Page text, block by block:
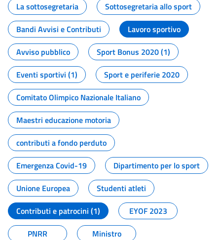
La sottosegretaria
Sottosegretaria allo sport
Bandi Avvisi e Contributi
Lavoro sportivo
Avviso pubblico
Sport Bonus 2020 (1)
Eventi sportivi (1)
Sport e periferie 2020
Comitato Olimpico Nazionale Italiano
Maestri educazione motoria
contributi a fondo perduto
Emergenza Covid-19
Dipartimento per lo sport
Unione Europea
Studenti atleti
Contributi e patrocini (1)
EYOF 2023
PNRR
Ministro